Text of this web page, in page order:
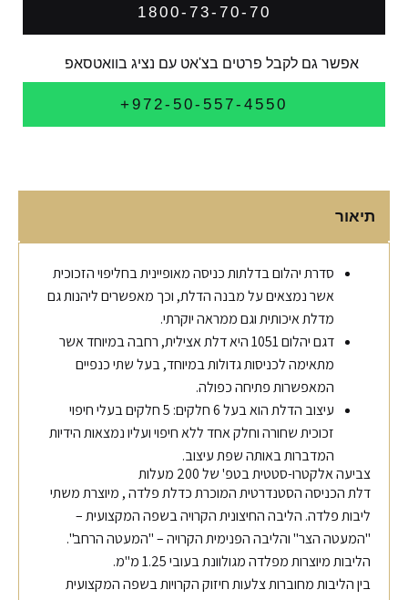
1800-73-70-70
אפשר גם לקבל פרטים בצ'אט עם נציג בוואטסאפ
972-50-557-4550+
תיאור
סדרת יהלום בדלתות כניסה מאופיינית בחליפוי הזכוכית
אשר נמצאים על מבנה הדלת, וכך מאפשרים ליהנות גם
מדלת איכותית וגם ממראה יוקרתי.
דגם יהלום 1051 היא דלת אצילית, רחבה במיוחד אשר
מתאימה לכניסות גדולות במיוחד, בעל שתי כנפיים
המאפשרות פתיחה כפולה.
עיצוב הדלת הוא בעל 6 חלקים: 5 חלקים בעלי חיפוי
זכוכית שחורה וחלק אחד ללא חיפוי ועליו נמצאות הידיות
המדברות באותה שפת עיצוב.
צביעה אלקטרו-סטטית בטפ' של 200 מעלות
דלת הכניסה הסטנדרטית המוכרת כדלת פלדה , מיוצרת משתי
ליבות פלדה. הליבה החיצונית הקרויה בשפה המקצועית –
"המעטה הצר" והליבה הפנימית הקרויה – "המעטה הרחב".
הליבות מיוצרות מפלדה מגולוונת בעובי 1.25 מ"מ.
בין הליבות מחוברות צלעות חיזוק הקרויות בשפה המקצועית